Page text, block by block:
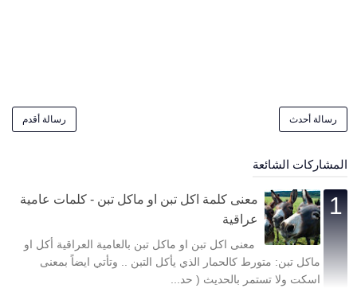
رسالة أحدث رسالة أقدم
المشاركات الشائعة
معنى كلمة اكل تبن او ماكل تبن - كلمات عامية
عراقية
معنى اكل تبن او ماكل تبن بالعامية العراقية أكل او
ماكل تبن: متورط كالحمار الذي يأكل التبن .. وتأتي ايضاً بمعنى
اسكت ولا تستمر بالحديث ( حد...